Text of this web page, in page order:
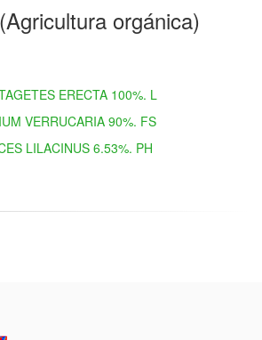
orgánica)
ERECTA 100%. L
VERRUCARIA 90%. FS
LILACINUS 6.53%. PH